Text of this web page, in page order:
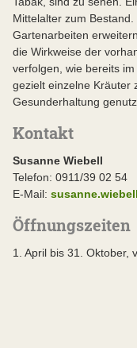
Mittelalter zum
Gartenarbeiten
die Wirkweise der
verfolgen, wie bereits
gezielt einzelne Kräuter
Gesunderhaltung
Kontakt
Susanne Wiebell
Telefon: 0911/39 02 54
E-Mail:
Öffnungszeiten
1. April bis 31. Oktober,